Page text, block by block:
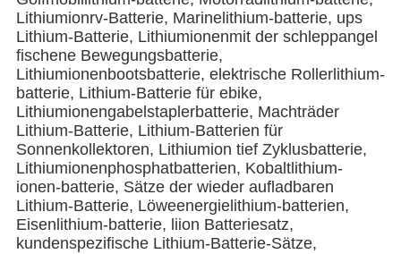
Lithiumionrv-Batterie, Marinelithium-batterie, ups
Lithium-Batterie, Lithiumionenmit der schleppangel
fischene Bewegungsbatterie,
Lithiumionenbootsbatterie, elektrische Rollerlithium-
batterie, Lithium-Batterie für ebike,
Lithiumionengabelstaplerbatterie, Machträder
Lithium-Batterie, Lithium-Batterien für
Sonnenkollektoren, Lithiumion tief Zyklusbatterie,
Lithiumionenphosphatbatterien, Kobaltlithium-
ionen-batterie, Sätze der wieder aufladbaren
Lithium-Batterie, Löweenergielithium-batterien,
Eisenlithium-batterie, liion Batteriesatz,
kundenspezifische Lithium-Batterie-Sätze,